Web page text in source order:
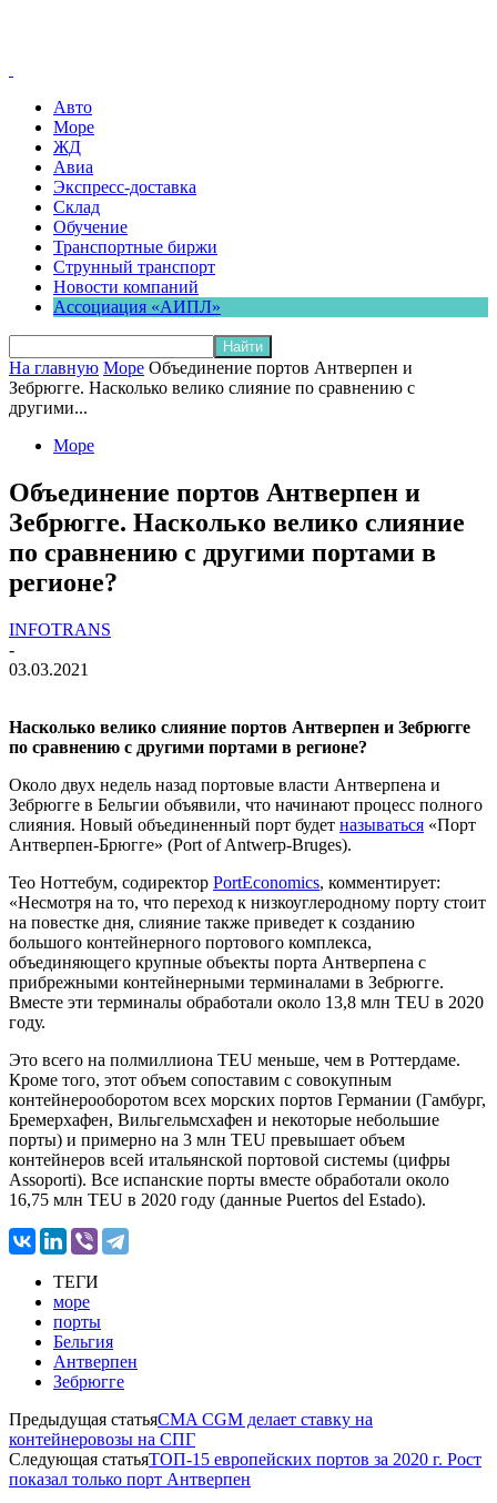
Авто
Море
ЖД
Авиа
Экспресс-доставка
Склад
Обучение
Транспортные биржи
Струнный транспорт
Новости компаний
Ассоциация «АИПЛ»
На главную Море Объединение портов Антверпен и
Зебрюгге. Насколько велико слияние по сравнению с
другими...
Море
Объединение портов Антверпен и
Зебрюгге. Насколько велико слияние
по сравнению с другими портами в
регионе?
INFOTRANS
-
03.03.2021
Насколько велико слияние портов Антверпен и Зебрюгге
по сравнению с другими портами в регионе?
Около двух недель назад портовые власти Антверпена и
Зебрюгге в Бельгии объявили, что начинают процесс полного
слияния. Новый объединенный порт будет называться «Порт
Антверпен-Брюгге» (Port of Antwerp-Bruges).
Тео Ноттебум, содиректор PortEconomics, комментирует:
«Несмотря на то, что переход к низкоуглеродному порту стоит
на повестке дня, слияние также приведет к созданию
большого контейнерного портового комплекса,
объединяющего крупные объекты порта Антверпена с
прибрежными контейнерными терминалами в Зебрюгге.
Вместе эти терминалы обработали около 13,8 млн TEU в 2020
году.
Это всего на полмиллиона TEU меньше, чем в Роттердаме.
Кроме того, этот объем сопоставим с совокупным
контейнерооборотом всех морских портов Германии (Гамбург,
Бремерхафен, Вильгельмсхафен и некоторые небольшие
порты) и примерно на 3 млн TEU превышает объем
контейнеров всей итальянской портовой системы (цифры
Assoporti). Все испанские порты вместе обработали около
16,75 млн TEU в 2020 году (данные Puertos del Estado).
ТЕГИ
море
порты
Бельгия
Антверпен
Зебрюгге
Предыдущая статьяCMA CGM делает ставку на
контейнеровозы на СПГ
Следующая статьяТОП-15 европейских портов за 2020 г. Рост
показал только порт Антверпен